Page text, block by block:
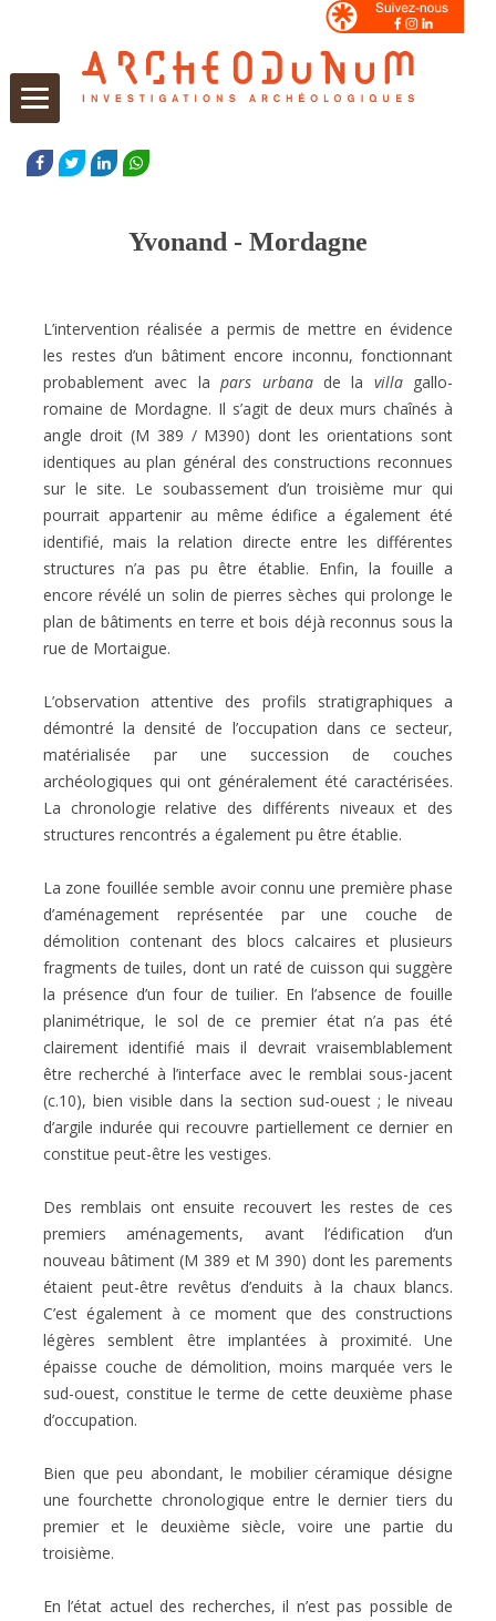
FACEBOOK
TWITTERLINKEDIN
Yvonand - Mordagne
L’intervention réalisée a permis de mettre en évidence
les restes d’un bâtiment encore inconnu, fonctionnant
probablement avec lapars urbana de la villa gallo-
romaine de Mordagne. Il s’agit de deux murs chaînés à
angle droit (M 389 / M390) dont les orientations sont
identiques au plan général des constructions reconnues
sur le site. Le soubassement d’un troisième mur qui
pourrait appartenir au même édifice a également été
identifié, mais la relation directe entre les différentes
structures n’a pas pu être établie. Enfin, la fouille a
encore révélé un solin de pierres sèches qui prolonge le
plan de bâtiments en terre et bois déjà reconnus sous la
rue de Mortaigue.
L’observation attentive des profils stratigraphiques a
démontré la densité de l’occupation dans ce secteur,
matérialisée par une succession de couches
archéologiques qui ont généralement été caractérisées.
La chronologie relative des différents niveaux et des
structures rencontrés a également pu être établie.
La zone fouillée semble avoir connu une première phase
d’aménagement représentée parune couche de
démolition contenant des blocs calcaires et plusieurs
fragments detuiles, dont un raté de cuisson qui suggère
la présence d’un four de tuilier. En l’absence de fouille
planimétrique, le sol de ce premier état n’a pas été
clairement identifié mais il devrait vraisemblablement
être recherché à l’interface avec le remblai sous-jacent
(c.10),bien visible dans la section sud-ouest ; le niveau
d’argile indurée qui recouvre partiellement ce dernier en
constitue peut-être les vestiges.
Des remblais ont ensuite recouvert les restes de ces
premiers aménagements, avant l’édification d’un
nouveau bâtiment (M 389 et M 390) dont les parements
étaient peut-être revêtus d’enduits à la chaux blancs.
C’est également à ce moment que des constructions
légères semblent être implantées à proximité. Une
épaisse couche de démolition, moins marquée vers le
sud-ouest, constitue le terme de cette deuxième phase
d’occupation.
Bien que peu abondant, le mobilier céramique désigne
une fourchette chronologique entre le dernier tiers du
premier et le deuxième siècle, voire une partie du
troisième.
En l’état actuel des recherches, il n’est pas possible de